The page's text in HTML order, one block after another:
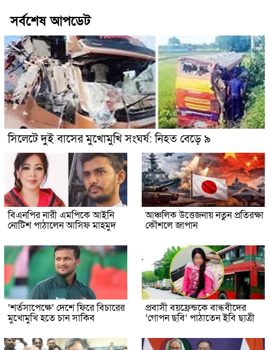
সর্বশেষ আপডেট
সিলেটে দুই বাসের মুখোমুখি সংঘর্ষ: নিহত বেড়ে ৯
বিএনপির নারী এমপিকে আইনি
নোটিশ পাঠালেন আসিফ মাহমুদ
আঞ্চলিক উত্তেজনায় নতুন প্রতিরক্ষা
কৌশলে জাপান
‘শর্তসাপেক্ষে’ দেশে ফিরে বিচারের
মুখোমুখি হতে চান সাকিব
প্রবাসী বয়ফ্রেন্ডকে বান্ধবীদের
‘গোপন ছবি’ পাঠাতেন ইবি ছাত্রী